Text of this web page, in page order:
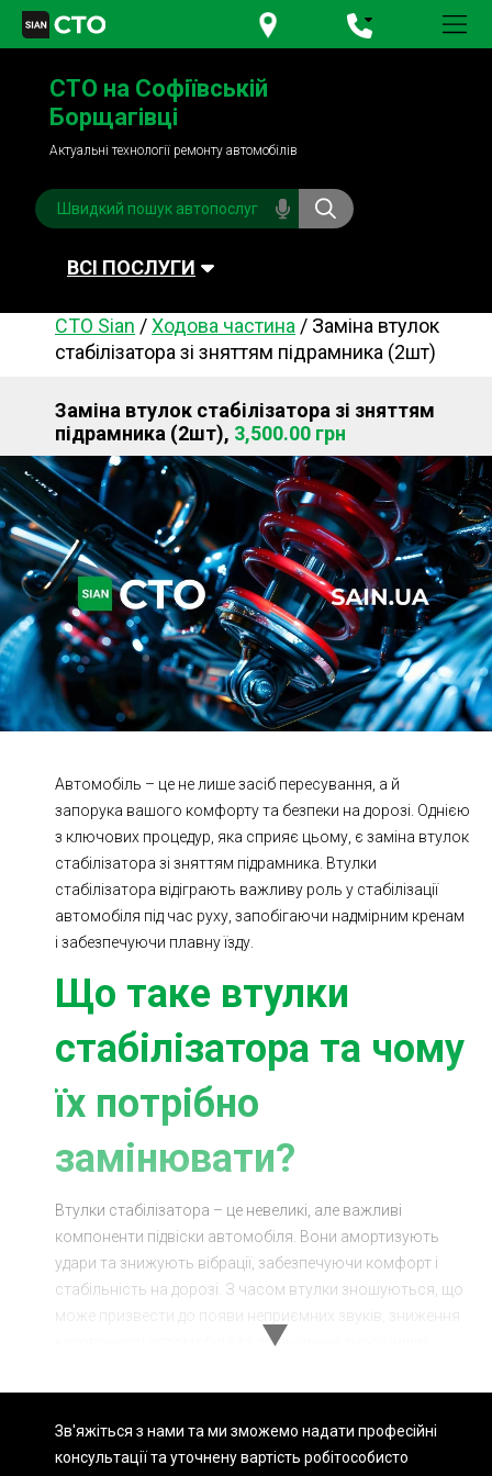
+380 95781-84-84
+380 98791-84-84
СТО на Софіївській
Борщагівці
Актуальні технології ремонту автомобілів
ВСІ ПОСЛУГИ
Автомийка Планове ТО
Акумулятори
Обслуговування
кондиціонера
Система охолодження
Діагностика
Ходова частина Зчеплення
ГРМ Шиномонтаж
Запчастини Двигун
Гальмівна система Заміна Ременей
СТО Sian /Ходова частина / Заміна втулок
стабілізатора зі зняттям підрамника (2шт)
Заміна втулок стабілізатора зі зняттям
підрамника (2шт), 3,500.00 грн
Зв'яжіться з нами та ми зможемо надати професійні
консультації та уточнену вартість робітособисто
Автомобіль – це не лише засіб пересування, а й
запорука вашого комфорту та безпеки на дорозі. Однією
з ключових процедур, яка сприяє цьому, є заміна втулок
стабілізатора зі зняттям підрамника. Втулки
стабілізатора відіграють важливу роль у стабілізації
автомобіля під час руху, запобігаючи надмірним кренам
і забезпечуючи плавну їзду.
Що таке втулки
стабілізатора та чому
їх потрібно
замінювати?
Втулки стабілізатора – це невеликі, але важливі
компоненти підвіски автомобіля. Вони амортизують
удари та знижують вібрації, забезпечуючи комфорт і
стабільність на дорозі. З часом втулки зношуються, що
може призвести до появи неприємних звуків, зниження
керованості автомобіля та збільшення зносу інших
стабілізатора зі зняттям підрамника є важливою для
підтримання вашого автомобіля у відмінному стані.